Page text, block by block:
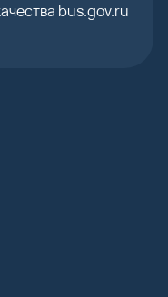
bus.gov.ru